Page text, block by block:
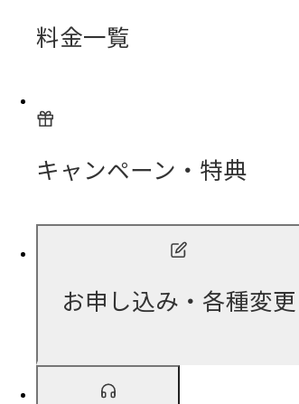
料金一覧
キャンペーン・特典
お申し込み・各種変更